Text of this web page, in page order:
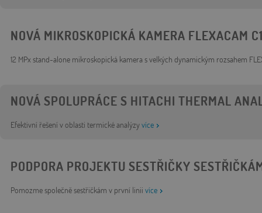
NOVÁ MIKROSKOPICKÁ KAMERA FLEXACAM
12 MPx stand-alone mikroskopická kamera s velkých dynamickým rozsahem
NOVÁ SPOLUPRÁCE S HITACHI THERMAL
Efektivní řešení v oblasti termické analýzyvíce
PODPORA PROJEKTU SESTŘIČKY
Pomozme společně sestřičkám v první linii více